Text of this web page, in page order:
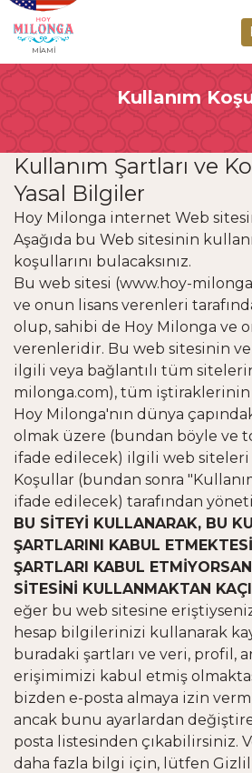
MIAMI
Kullanım
Kullanım Şartları ve
Yasal Bilgiler
Hoy Milonga internet Web
Aşağıda bu Web sitesinin
koşullarını bulacaksınız.
Bu web sitesi (www.hoy-
ve onun lisans verenleri
olup, sahibi de Hoy Milonga ve
verenleridir. Bu web sitesinin
ilgili veya bağlantılı tüm
milonga.com), tüm iştiraklerinin
Hoy Milonga'nın dünya
olmak üzere (bundan böyle ve
ifade edilecek) ilgili web siteleri
Koşullar (bundan sonra
ifade edilecek) tarafından
BU SİTEYİ KULLANARAK, BU
ŞARTLARINI KABUL
ŞARTLARI KABUL
SİTESİNİ KULLANMAKTAN
eğer bu web sitesine
hesap bilgilerinizi kullanarak
buradaki şartları ve veri, profil,
erişimimizi kabul etmiş
bizden e-posta almaya izin
ancak bunu ayarlardan
posta listesinden çıkabilirsiniz.
daha fazla bilgi için, lütfen